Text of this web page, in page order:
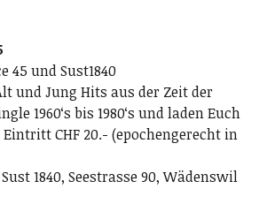
45 und Sust1840
und Jung Hits aus der Zeit der
1960ʻs bis 1980ʻs und laden Euch
CHF 20.- (epochengerecht in
1840, Seestrasse 90, Wädenswil